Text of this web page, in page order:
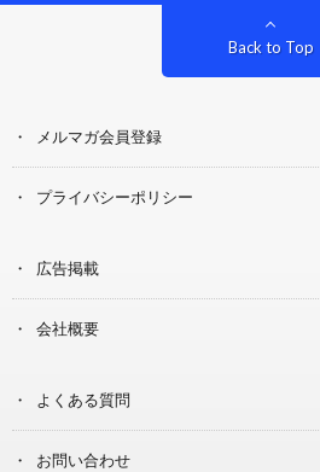
Back to Top
メルマガ会員登録
プライバシーポリシー
広告掲載
会社概要
よくある質問
お問い合わせ